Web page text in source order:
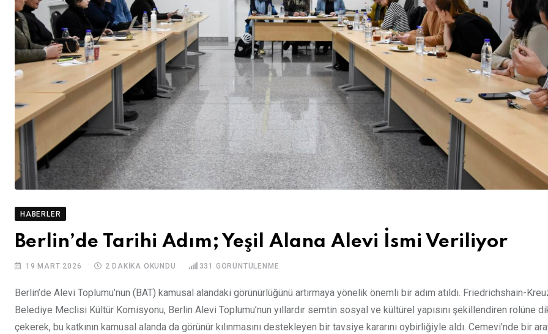
HABERLER
Berlin’de Tarihi Adım; Yeşil Alana Alevi İsmi Veriliyor
19 MART 2026 2 DAKIKA OKUNDU 331 GÖRÜNTÜLENME
Berlin’de Alevi Toplumu’nun (BAT) kamusal alandaki görünürlüğünü artırmaya yönelik önemli bir adım atıldı. Friedrichshain-
Belediye Meclisi Kültür Komisyonu, Berlin Alevi Toplumu’nun yıllardır semtin sosyal ve kültürel yapısını şekillendiren rolüne
çekerek, bu katkının kamusal alanda da görünür kılınmasını destekleyen bir tavsiye kararını oybirliğiyle aldı. Cemevi’nde bir